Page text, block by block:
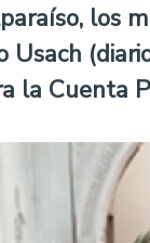
los
Usach
la Cuenta